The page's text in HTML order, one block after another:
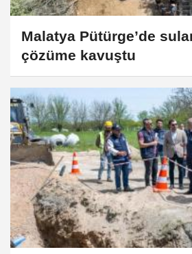
Malatya Pütürge’de
çözüme kavuştu